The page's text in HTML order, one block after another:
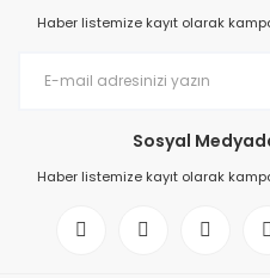
Haber listemize kayıt olarak
Sosyal
Haber listemize kayıt olarak